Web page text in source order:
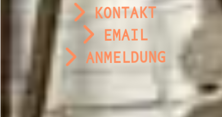
KONTAKT
EMAIL
ANMELDUNG